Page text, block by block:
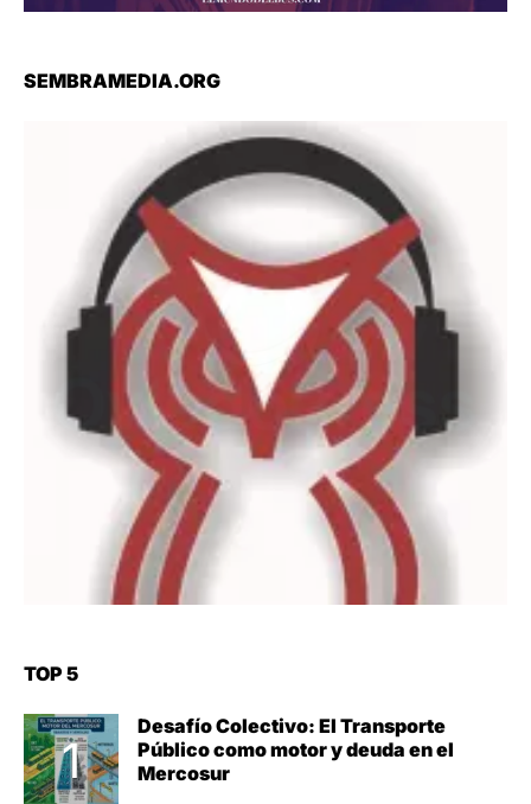
SEMBRAMEDIA.ORG
TOP 5
Desafío Colectivo: El Transporte
Público como motor y deuda en el
Mercosur